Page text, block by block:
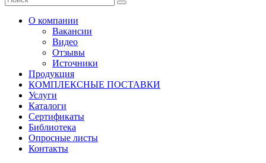
О компании
Вакансии
Видео
Отзывы
Источники
Продукция
КОМПЛЕКСНЫЕ ПОСТАВКИ
Услуги
Каталоги
Сертификаты
Библиотека
Опросные листы
Контакты